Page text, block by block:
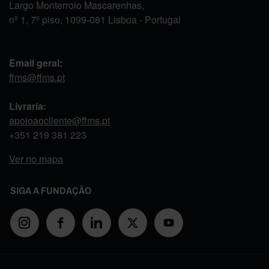
Largo Monterroio Mascarenhas,
nº 1, 7º piso, 1099-081 Lisboa - Portugal
Email geral:
ffms@ffms.pt
Livraria:
apoioaocliente@ffms.pt
+351 219 381 223
Ver no mapa
SIGA A FUNDAÇÃO